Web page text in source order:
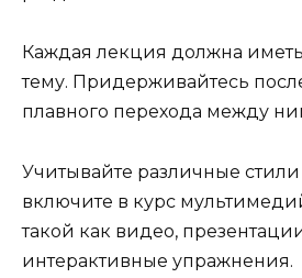
Каждая лекция должна
тему. Придерживайтесь
плавного перехода между
Учитывайте различные
включите в курс
такой как видео,
интерактивные упражнения.